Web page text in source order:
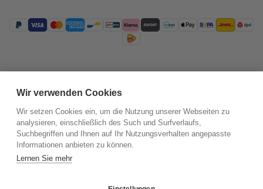
Wir verwenden Cookies
Wir setzen Cookies ein, um die Nutzung unserer Webseiten zu
analysieren, einschließlich des Such und Surfverlaufs,
Suchbegriffen und Ihnen auf Ihr Nutzungsverhalten angepasste
Informationen anbieten zu können.
Lernen Sie mehr